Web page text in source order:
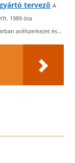
tervező A
1989 óta
acélszerkezet és...